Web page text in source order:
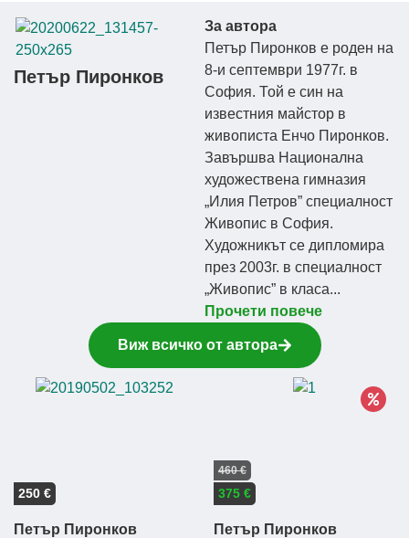
Петър Пиронков
За автора
Петър Пиронков е роден на
8-и септември 1977г. в
София. Той е син на
известния майстор в
живописта Енчо Пиронков.
Завършва Национална
художествена гимназия
„Илия Петров” специалност
Живопис в София.
Художникът се дипломира
през 2003г. в специалност
„Живопис” в класа...
Прочети повече
Виж всичко от автора
250 €
Петър Пиронков
460 €
375 €
Петър Пиронков